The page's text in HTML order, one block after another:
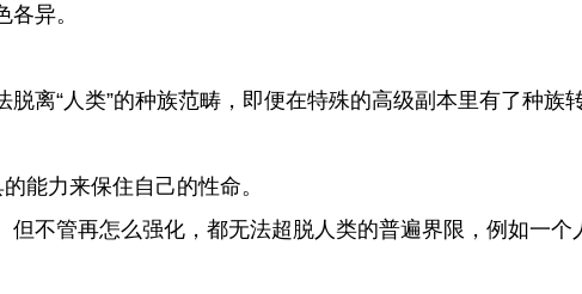
异。
离“人类”的种族范畴，即便在特殊的高级副本里有了种族
能力来保住自己的性命。
不管再怎么强化，都无法超脱人类的普遍界限，例如一个